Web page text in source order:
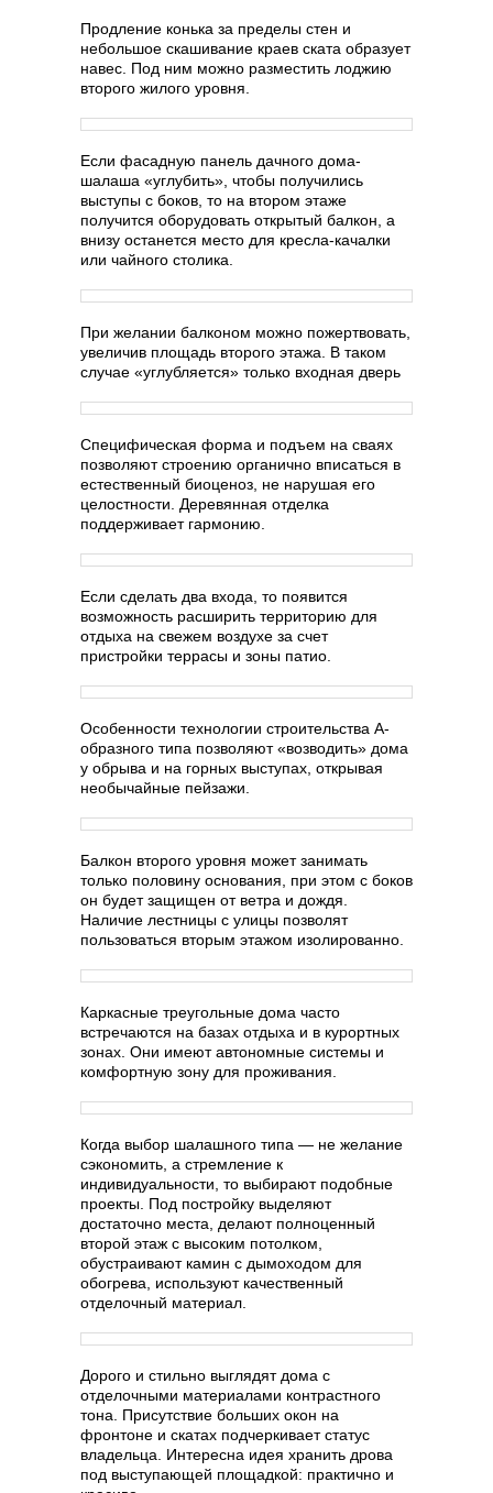
Продление конька за пределы стен и
небольшое скашивание краев ската образует
навес. Под ним можно разместить лоджию
второго жилого уровня.
Если фасадную панель дачного дома-
шалаша «углубить», чтобы получились
выступы с боков, то на втором этаже
получится оборудовать открытый балкон, а
внизу останется место для кресла-качалки
или чайного столика.
При желании балконом можно пожертвовать,
увеличив площадь второго этажа. В таком
случае «углубляется» только входная дверь
Специфическая форма и подъем на сваях
позволяют строению органично вписаться в
естественный биоценоз, не нарушая его
целостности. Деревянная отделка
поддерживает гармонию.
Если сделать два входа, то появится
возможность расширить территорию для
отдыха на свежем воздухе за счет
пристройки террасы и зоны патио.
Особенности технологии строительства А-
образного типа позволяют «возводить» дома
у обрыва и на горных выступах, открывая
необычайные пейзажи.
Балкон второго уровня может занимать
только половину основания, при этом с боков
он будет защищен от ветра и дождя.
Наличие лестницы с улицы позволят
пользоваться вторым этажом изолированно.
Каркасные треугольные дома часто
встречаются на базах отдыха и в курортных
зонах. Они имеют автономные системы и
комфортную зону для проживания.
Когда выбор шалашного типа — не желание
сэкономить, а стремление к
индивидуальности, то выбирают подобные
проекты. Под постройку выделяют
достаточно места, делают полноценный
второй этаж с высоким потолком,
обустраивают камин с дымоходом для
обогрева, используют качественный
отделочный материал.
Дорого и стильно выглядят дома с
отделочными материалами контрастного
тона. Присутствие больших окон на
фронтоне и скатах подчеркивает статус
владельца. Интересна идея хранить дрова
под выступающей площадкой: практично и